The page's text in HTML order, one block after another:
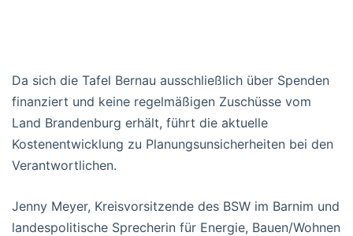
Da sich die Tafel Bernau ausschließlich über Spenden
finanziert und keine regelmäßigen Zuschüsse vom
Land Brandenburg erhält, führt die aktuelle
Kostenentwicklung zu Planungsunsicherheiten bei den
Verantwortlichen.
Jenny Meyer, Kreisvorsitzende des BSW im Barnim und
landespolitische Sprecherin für Energie, Bauen/Wohnen